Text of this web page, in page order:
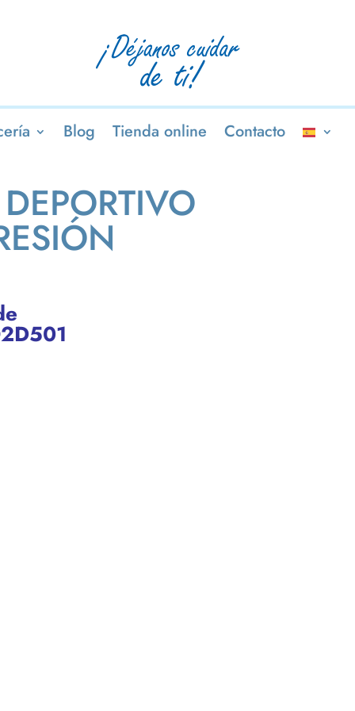
Blog Tienda online Contacto